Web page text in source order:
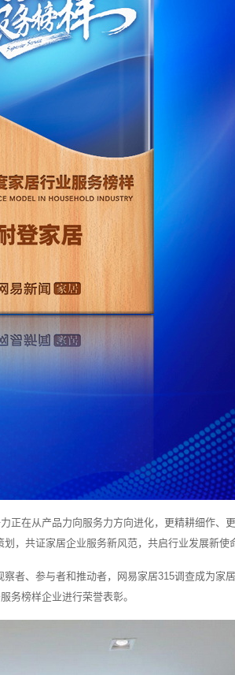
正在从产品力向服务力方向进化，更精耕细作、
，共证家居企业服务新风范，共启行业发展新使
者、参与者和推动者，网易家居315调查成为家
务榜样企业进行荣誉表彰。